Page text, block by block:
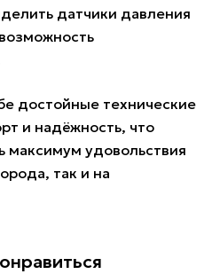
датчики давления
достойные технические
и надёжность, что
максимум удовольствия
так и на